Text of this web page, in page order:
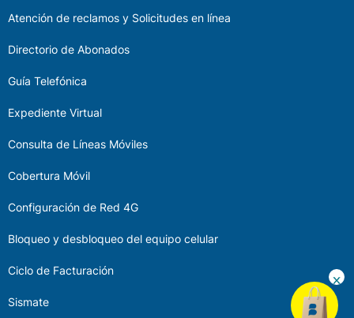
Atención de reclamos y Solicitudes en línea
Directorio de Abonados
Guía Telefónica
Expediente Virtual
Consulta de Líneas Móviles
Cobertura Móvil
Configuración de Red 4G
Bloqueo y desbloqueo del equipo celular
Ciclo de Facturación
Sismate